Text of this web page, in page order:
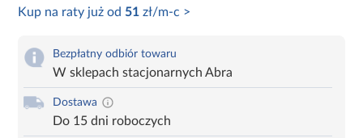
Kup na raty już od 51 zł/m-c >
Bezpłatny odbiór towaru
W sklepach stacjonarnych Abra
Dostawa
Do 15 dni roboczych